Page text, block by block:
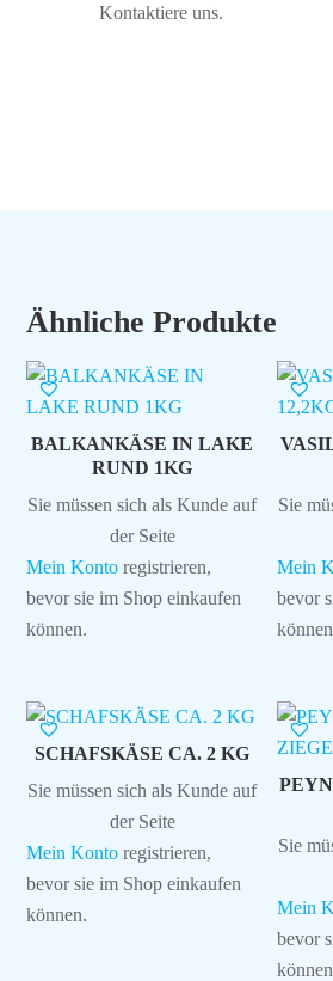
Kontaktiere uns.
Ähnliche Produkte
BALKANKÄSE IN LAKE
RUND 1KG
Sie müssen sich als Kunde auf
der Seite
Mein Konto registrieren,
bevor sie im Shop einkaufen
können.
Sie
Mein
bevor
SCHAFSKÄSE CA. 2 KG
Sie müssen sich als Kunde auf
der Seite
Mein Konto registrieren,
bevor sie im Shop einkaufen
können.
Sie
Mein
bevor